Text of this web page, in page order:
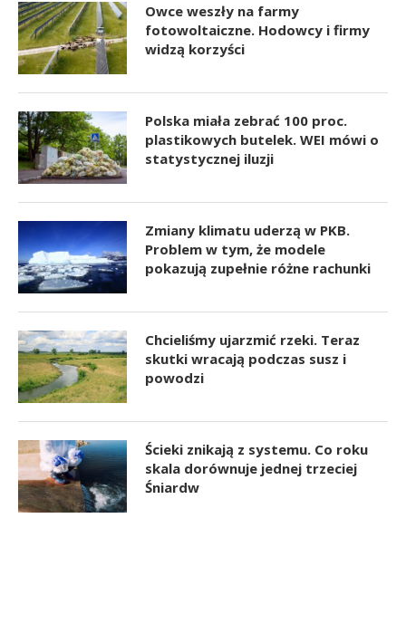
Owce weszły na farmy
fotowoltaiczne. Hodowcy i firmy
widzą korzyści
Polska miała zebrać 100 proc.
plastikowych butelek. WEI mówi o
statystycznej iluzji
Zmiany klimatu uderzą w PKB.
Problem w tym, że modele
pokazują zupełnie różne rachunki
Chcieliśmy ujarzmić rzeki. Teraz
skutki wracają podczas susz i
powodzi
Ścieki znikają z systemu. Co roku
skala dorównuje jednej trzeciej
Śniardw